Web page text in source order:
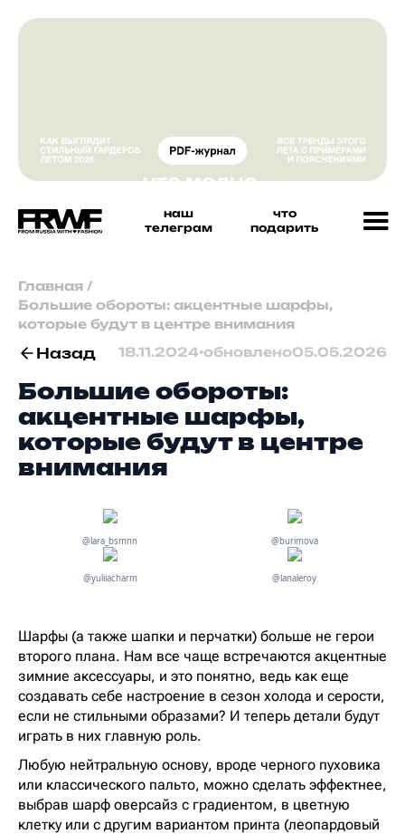
наш
телеграм
что
подарить
Главная /
Большие обороты: акцентные шарфы,
которые будут в центре внимания
Назад 18.11.2024•обновлено05.05.2026
Большие обороты:
акцентные шарфы,
которые будут в центре
внимания
@lara_bsmnn @burimova
@yuliiacharm @lanaleroy
Шарфы (а также шапки и перчатки) больше не герои
второго плана. Нам все чаще встречаются акцентные
зимние аксессуары, и это понятно, ведь как еще
создавать себе настроение в сезон холода и серости,
если не стильными образами? И теперь детали будут
играть в них главную роль.
Любую нейтральную основу, вроде черного пуховика
или классического пальто, можно сделать эффектнее,
выбрав шарф оверсайз с градиентом, в цветную
клетку или с другим вариантом принта (леопардовый